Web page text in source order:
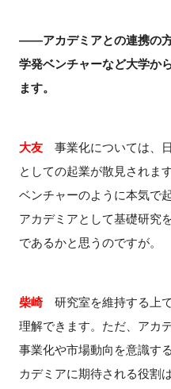
――アカデミアとの連携の
学発ベンチャーなど大学か
ます。
大友事業化については、
としての起業が散見されま
ベンチャーのように本気で
アカデミアとして基礎研究
であるかと思うのですが。
柴崎研究室を維持する上
理解できます。ただ、アカ
事業化や市場動向を意識す
カデミアに期待される役割